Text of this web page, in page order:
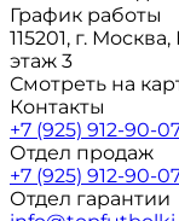
График работы
115201, г.
этаж 3
Смотреть на
Контакты
+7 (925) 912-90-
Отдел продаж
+7 (925) 912-90-
Отдел гарантии